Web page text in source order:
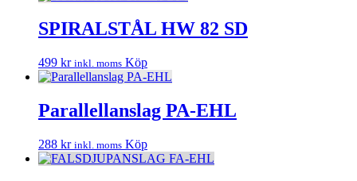
SPIRALSTÅL HW 82 SD
499 kr inkl. moms Köp
Parallellanslag PA-EHL
288 kr inkl. moms Köp